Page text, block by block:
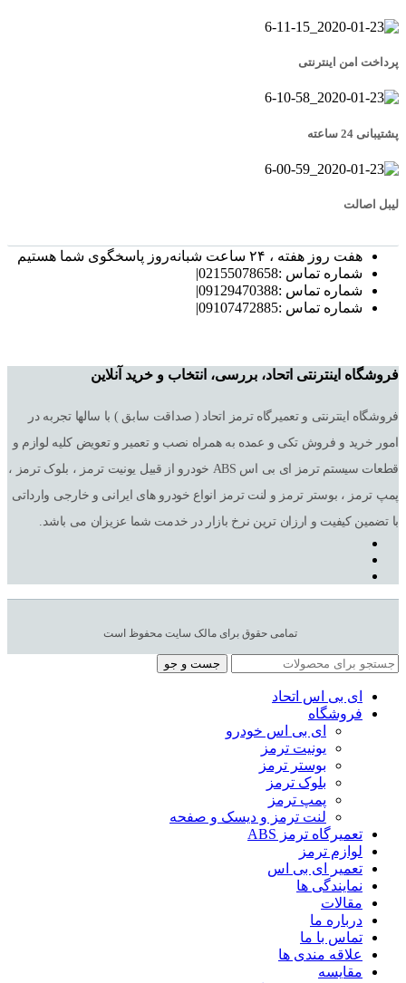
پرداخت امن اینترنتی
پشتیبانی 24 ساعته
لیبل اصالت
هفت روز هفته ، ۲۴ ساعت شبانه‌روز پاسخگوی شما هستیم
شماره تماس :02155078658|
شماره تماس :09129470388|
شماره تماس :09107472885|
فروشگاه اینترنتی اتحاد، بررسی، انتخاب و خرید آنلاین
فروشگاه اینترنتی و تعمیرگاه ترمز اتحاد ( صداقت سابق ) با سالها تجربه در
امور خرید و فروش تکی و عمده به همراه نصب و تعمیر و تعویض کلیه لوازم و
قطعات سیستم ترمز ای بی اس ABS خودرو از قبیل یونیت ترمز ، بلوک ترمز ،
پمپ ترمز ، بوستر ترمز و لنت ترمز انواع خودرو های ایرانی و خارجی وارداتی
با تضمین کیفیت و ارزان ترین نرخ بازار در خدمت شما عزیزان می باشد.
تمامی حقوق برای مالک سایت محفوظ است
جست و جو
ای بی اس اتحاد
فروشگاه
ای بی اس خودرو
یونیت ترمز
بوستر ترمز
بلوک ترمز
پمپ ترمز
لنت ترمز و دیسک و صفحه
تعمیرگاه ترمز ABS
لوازم ترمز
تعمیر ای بی اس
نمایندگی ها
مقالات
درباره ما
تماس با ما
علاقه مندی ها
مقایسه